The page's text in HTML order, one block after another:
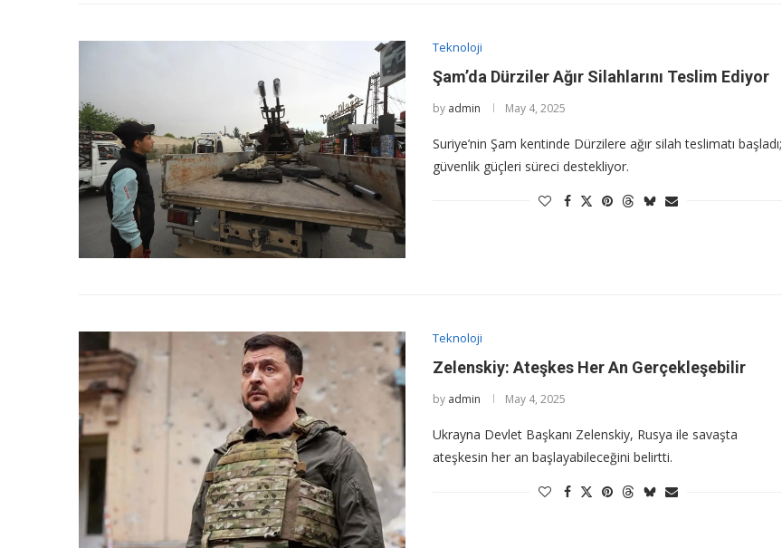
Teknoloji
Şam’da Dürziler Ağır Silahlarını Teslim Ediyor
by admin May 4, 2025
Suriye’nin Şam kentinde Dürzilere ağır silah teslimatı başladı;
güvenlik güçleri süreci destekliyor.
Teknoloji
Zelenskiy: Ateşkes Her An Gerçekleşebilir
by admin May 4, 2025
Ukrayna Devlet Başkanı Zelenskiy, Rusya ile savaşta
ateşkesin her an başlayabileceğini belirtti.